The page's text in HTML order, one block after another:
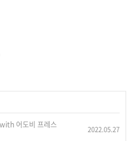
어도비 프레스
2022.05.27